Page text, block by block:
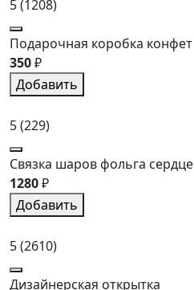
5(1208)
Подарочная коробка конфет
350₽
Добавить
5(229)
Связка шаров фольга сердце
1280₽
Добавить
5(2610)
Дизайнерская открытка